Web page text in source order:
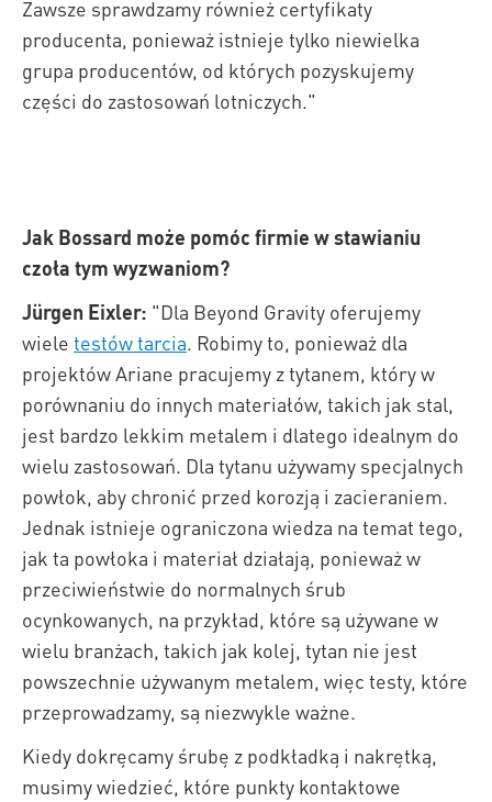
Zawsze sprawdzamy również certyfikaty
producenta, ponieważ istnieje tylko niewielka
grupa producentów, od których pozyskujemy
części do zastosowań lotniczych."
Jak Bossard może pomóc firmie w stawianiu
czoła tym wyzwaniom?
Jürgen Eixler: "Dla Beyond Gravity oferujemy
wiele testów tarcia . Robimy to, ponieważ dla
projektów Ariane pracujemy z tytanem, który w
porównaniu do innych materiałów, takich jak stal,
jest bardzo lekkim metalem i dlatego idealnym do
wielu zastosowań. Dla tytanu używamy specjalnych
powłok, aby chronić przed korozją i zacieraniem.
Jednak istnieje ograniczona wiedza na temat tego,
jak ta powłoka i materiał działają, ponieważ w
przeciwieństwie do normalnych śrub
ocynkowanych, na przykład, które są używane w
wielu branżach, takich jak kolej, tytan nie jest
powszechnie używanym metalem, więc testy, które
przeprowadzamy, są niezwykle ważne.
Kiedy dokręcamy śrubę z podkładką i nakrętką,
musimy wiedzieć, które punkty kontaktowe